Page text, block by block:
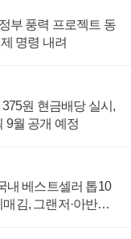
부 풍력 프로젝트 동
명령 내려
원 현금배당 실시,
9월 공개 예정
내 베스트셀러 톱10
김, 그랜저·아반떼